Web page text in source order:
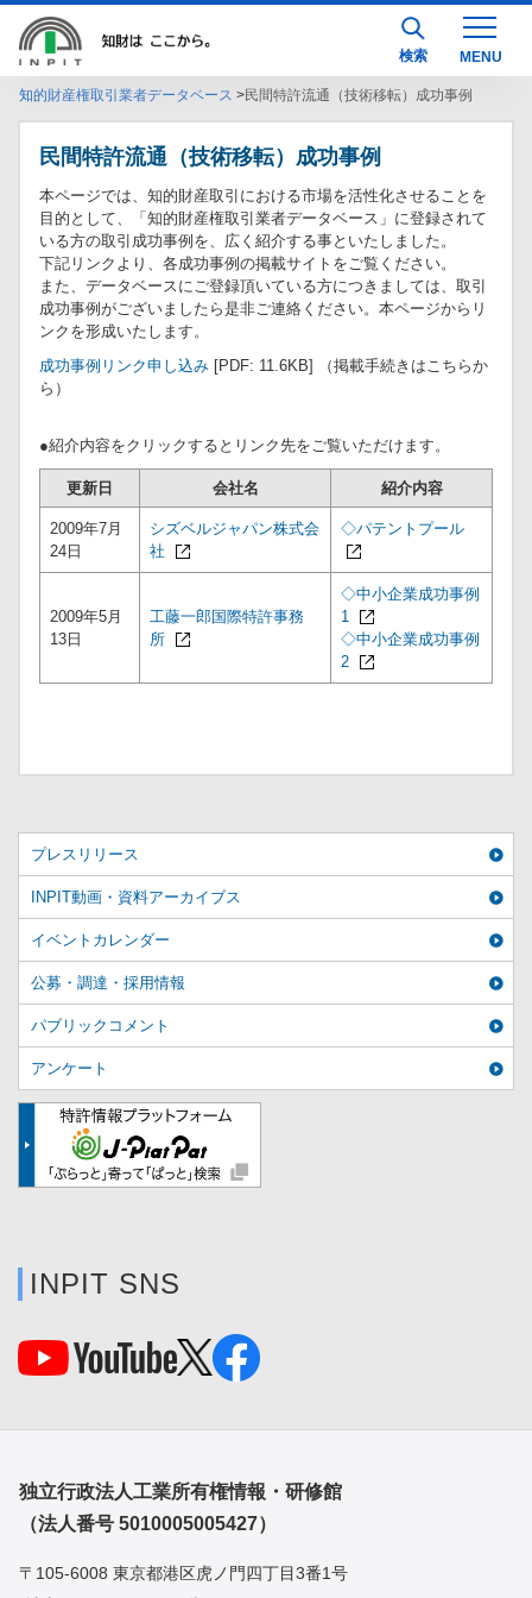
検索
知的財産権取引業者データベース 民間特許流通（技術移転）成功事例
民間特許流通（技術移転）成功事例
本ページでは、知的財産取引における市場を活性化させることを
目的として、「知的財産権取引業者データベース」に登録されて
いる方の取引成功事例を、広く紹介する事といたしました。
下記リンクより、各成功事例の掲載サイトをご覧ください。
また、データベースにご登録頂いている方につきましては、取引
成功事例がございましたら是非ご連絡ください。本ページからリ
ンクを形成いたします。
成功事例リンク申し込み [PDF: 11.6KB] （掲載手続きはこちらか
ら）
●紹介内容をクリックするとリンク先をご覧いただけます。
更新日 会社名 紹介内容
2009年7月
24日
シズベルジャパン株式会
社
◇パテントプール
2009年5月
13日
工藤一郎国際特許事務
所
◇中小企業成功事例
1
◇中小企業成功事例
2
プレスリリース
INPIT動画・資料アーカイブス
イベントカレンダー
公募・調達・採用情報
パブリックコメント
アンケート
INPIT SNS
独立行政法人工業所有権情報・研修館
（法人番号 5010005005427）
〒105-6008 東京都港区虎ノ門四丁目3番1号